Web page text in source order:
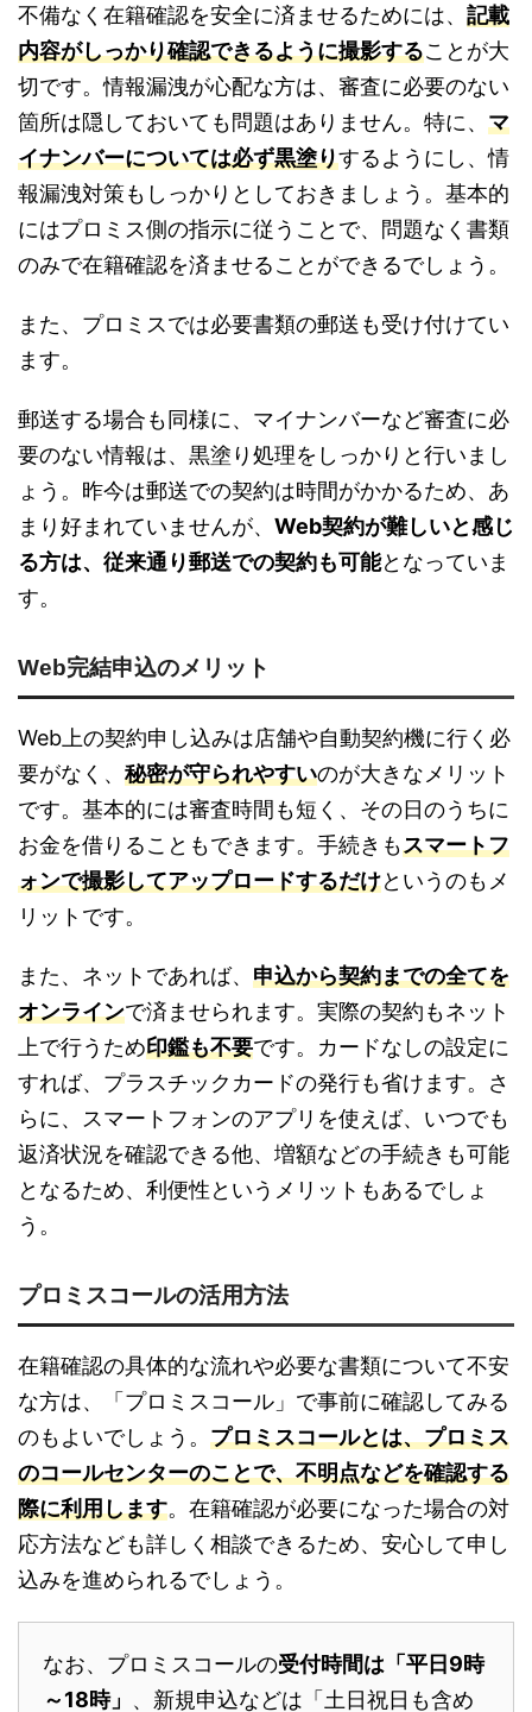
不備なく在籍確認を安全に済ませるためには、 記載
内容がしっかり確認できるように撮影することが大
切です。情報漏洩が心配な方は、審査に必要のない
箇所は隠しておいても問題はありません。特に、 マ
イナンバーについては必ず黒塗りするようにし、情
報漏洩対策もしっかりとしておきましょう。基本的
にはプロミス側の指示に従うことで、問題なく書類
のみで在籍確認を済ませることができるでしょう。
また、プロミスでは必要書類の郵送も受け付けてい
ます。
郵送する場合も同様に、マイナンバーなど審査に必
要のない情報は、黒塗り処理をしっかりと行いまし
ょう。昨今は郵送での契約は時間がかかるため、あ
まり好まれていませんが、 Web契約が難しいと感じ
る方は、従来通り郵送での契約も可能となっていま
す。
Web完結申込のメリット
Web上の契約申し込みは店舗や自動契約機に行く必
要がなく、 秘密が守られやすいのが大きなメリット
です。基本的には審査時間も短く、その日のうちに
お金を借りることもできます。手続きもスマートフ
ォンで撮影してアップロードするだけというのもメ
リットです。
また、ネットであれば、 申込から契約までの全てを
オンラインで済ませられます。実際の契約もネット
上で行うため印鑑も不要です。カードなしの設定に
すれば、プラスチックカードの発行も省けます。さ
らに、スマートフォンのアプリを使えば、いつでも
返済状況を確認できる他、増額などの手続きも可能
となるため、利便性というメリットもあるでしょ
う。
プロミスコールの活用方法
在籍確認の具体的な流れや必要な書類について不安
な方は、「プロミスコール」で事前に確認してみる
のもよいでしょう。 プロミスコールとは、プロミス
のコールセンターのことで、不明点などを確認する
際に利用します。在籍確認が必要になった場合の対
応方法なども詳しく相談できるため、安心して申し
込みを進められるでしょう。
なお、プロミスコールの受付時間は「平日9時
～18時」 、新規申込などは「土日祝日も含め